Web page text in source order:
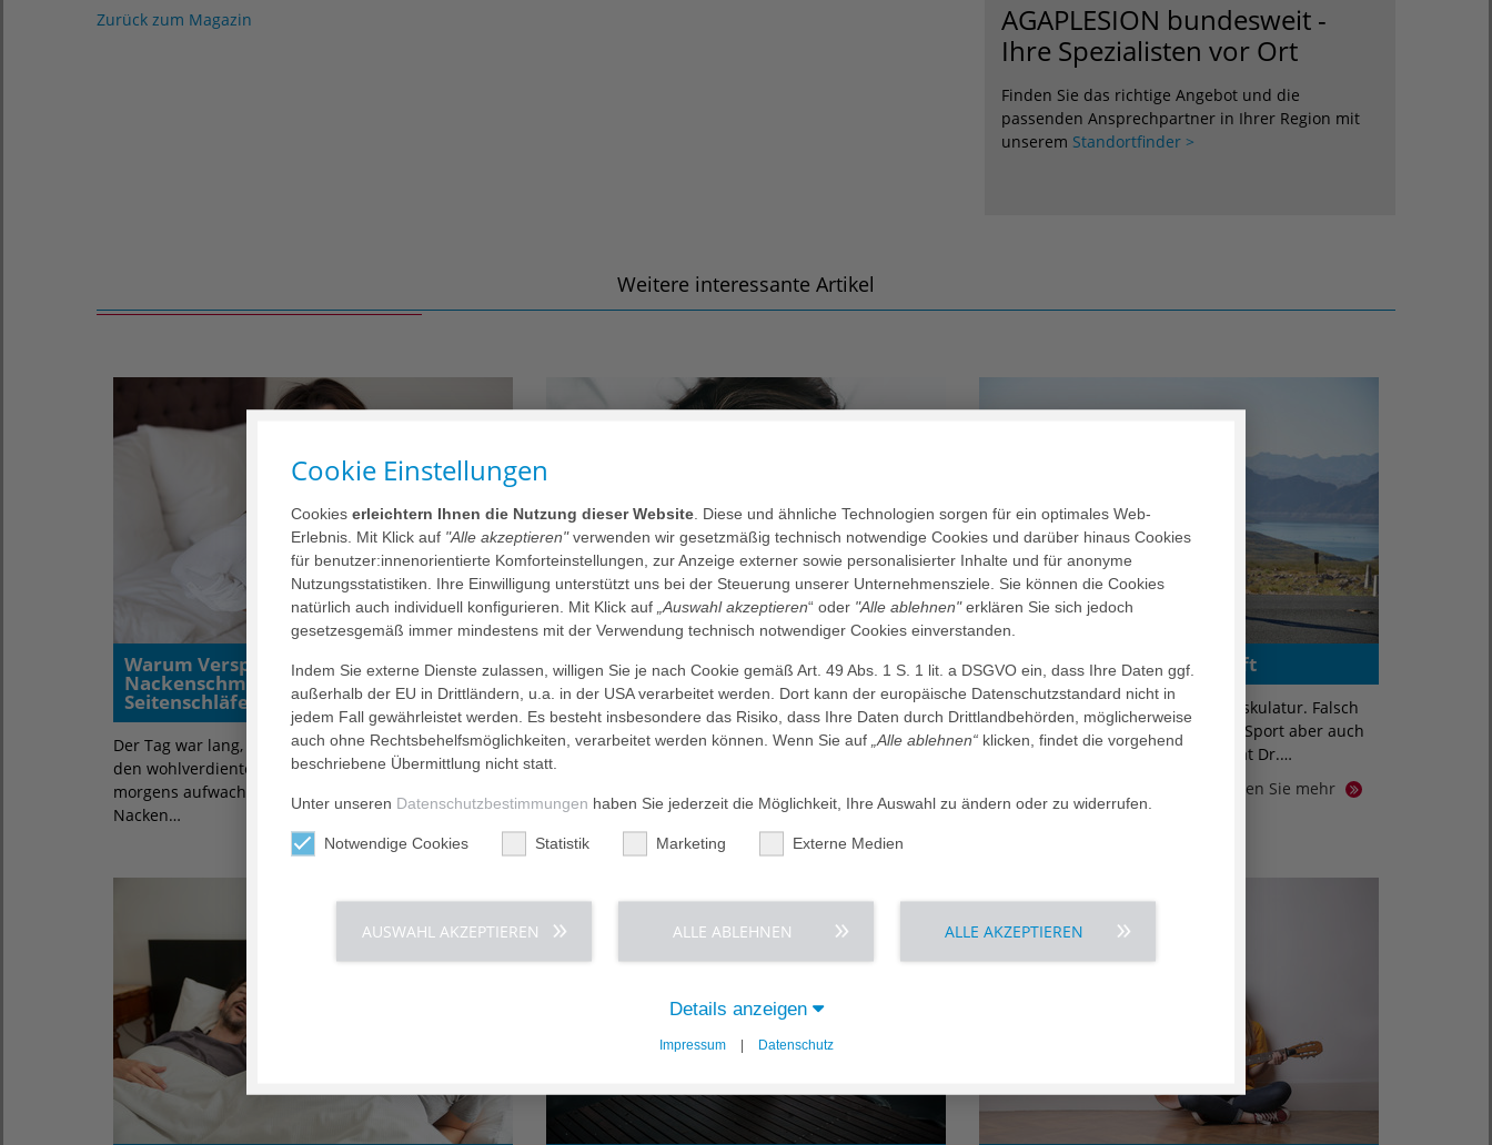
Zurück zum Magazin
AGAPLESION bundesweit -
Ihre Spezialisten vor Ort
Finden Sie das richtige Angebot und die
passenden Ansprechpartner in Ihrer Region mit
unserem Standortfinder >
Weitere interessante Artikel
Warum Verspannungen und
Nackenschmerzen oft zum Alltag eines
Seitenschläfers dazugehören
Der Tag war lang, man freut sich auf sein Bett und
den wohlverdienten Schlaf. Doch sobald man
morgens aufwacht, sind der Rücken sowie der
Nacken…
Erfahren Sie mehr
Was kann ich gegen Schlafstörungen
tun?
Schlafen sie schlecht? Dann sind Sie in guter
Gesellschaft. Denn Schlafstörung (Insomnie) ist mit
ca. sechs Prozent behandlungsbedürftiger Fälle…
Erfahren Sie mehr
Drei Tipps: Wie’s richtig läuft
Laufen ist gut für Kreislauf und Muskulatur. Falsch
oder exzessiv ausgeführt, kann der Sport aber auch
schaden. Worauf es ankommt, verrät Dr.…
Erfahren Sie mehr
Cookie Einstellungen
Cookies erleichtern Ihnen die Nutzung dieser Website . Diese und ähnliche Technologien sorgen für ein optimales Web-
Erlebnis. Mit Klick auf "Alle akzeptieren"verwenden wir gesetzmäßig technisch notwendige Cookies und darüber hinaus Cookies
für benutzer:innenorientierte Komforteinstellungen, zur Anzeige externer sowie personalisierter Inhalte und für anonyme
Nutzungsstatistiken. Ihre Einwilligung unterstützt uns bei der Steuerung unserer Unternehmensziele. Sie können die Cookies
natürlich auch individuell konfigurieren. Mit Klick auf „Auswahl akzeptieren“ oder "Alle ablehnen"erklären Sie sich jedoch
gesetzesgemäß immer mindestens mit der Verwendung technisch notwendiger Cookies einverstanden.
Indem Sie externe Dienste zulassen, willigen Sie je nach Cookie gemäß Art. 49 Abs. 1 S. 1 lit. a DSGVO ein, dass Ihre Daten ggf.
außerhalb der EU in Drittländern, u.a. in der USA verarbeitet werden. Dort kann der europäische Datenschutzstandard nicht in
jedem Fall gewährleistet werden. Es besteht insbesondere das Risiko, dass Ihre Daten durch Drittlandbehörden, möglicherweise
auch ohne Rechtsbehelfsmöglichkeiten, verarbeitet werden können. Wenn Sie auf „Alle ablehnen“ klicken, findet die vorgehend
beschriebene Übermittlung nicht statt.
Unter unseren Datenschutzbestimmungen haben Sie jederzeit die Möglichkeit, Ihre Auswahl zu ändern oder zu widerrufen.
Notwendige Cookies Statistik Marketing Externe Medien
AUSWAHL AKZEPTIEREN ALLE ABLEHNEN ALLE AKZEPTIEREN
Details anzeigen
Impressum | Datenschutz